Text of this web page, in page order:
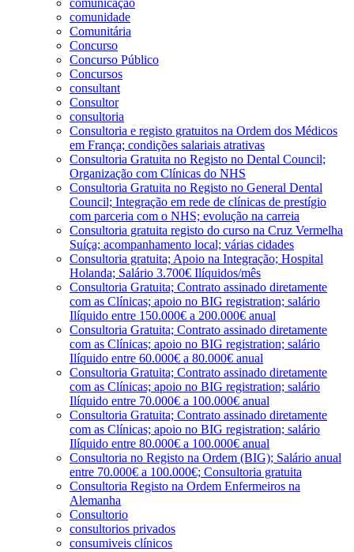
comunidade
Comunitária
Concurso
Concurso Público
Concursos
consultant
Consultor
consultoria
Consultoria e registo gratuitos na Ordem dos Médicos
em França; condições salariais atrativas
Consultoria Gratuita no Registo no Dental Council;
Organização com Clínicas do NHS
Consultoria Gratuita no Registo no General Dental
Council; Integração em rede de clínicas de prestígio
com parceria com o NHS; evolução na carreia
Consultoria gratuita registo do curso na Cruz Vermelha
Suíça; acompanhamento local; várias cidades
Consultoria gratuita; Apoio na Integração; Hospital
Holanda; Salário 3.700€ Ilíquidos/mês
Consultoria Gratuita; Contrato assinado diretamente
com as Clínicas; apoio no BIG registration; salário
Ilíquido entre 150.000€ a 200.000€ anual
Consultoria Gratuita; Contrato assinado diretamente
com as Clínicas; apoio no BIG registration; salário
Ilíquido entre 60.000€ a 80.000€ anual
Consultoria Gratuita; Contrato assinado diretamente
com as Clínicas; apoio no BIG registration; salário
Ilíquido entre 70.000€ a 100.000€ anual
Consultoria Gratuita; Contrato assinado diretamente
com as Clínicas; apoio no BIG registration; salário
Ilíquido entre 80.000€ a 100.000€ anual
Consultoria no Registo na Ordem (BIG); Salário anual
entre 70.000€ a 100.000€; Consultoria gratuita
Consultoria Registo na Ordem Enfermeiros na
Alemanha
Consultorio
consultorios privados
consumiveis clínicos